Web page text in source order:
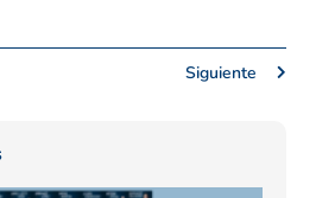
Siguiente